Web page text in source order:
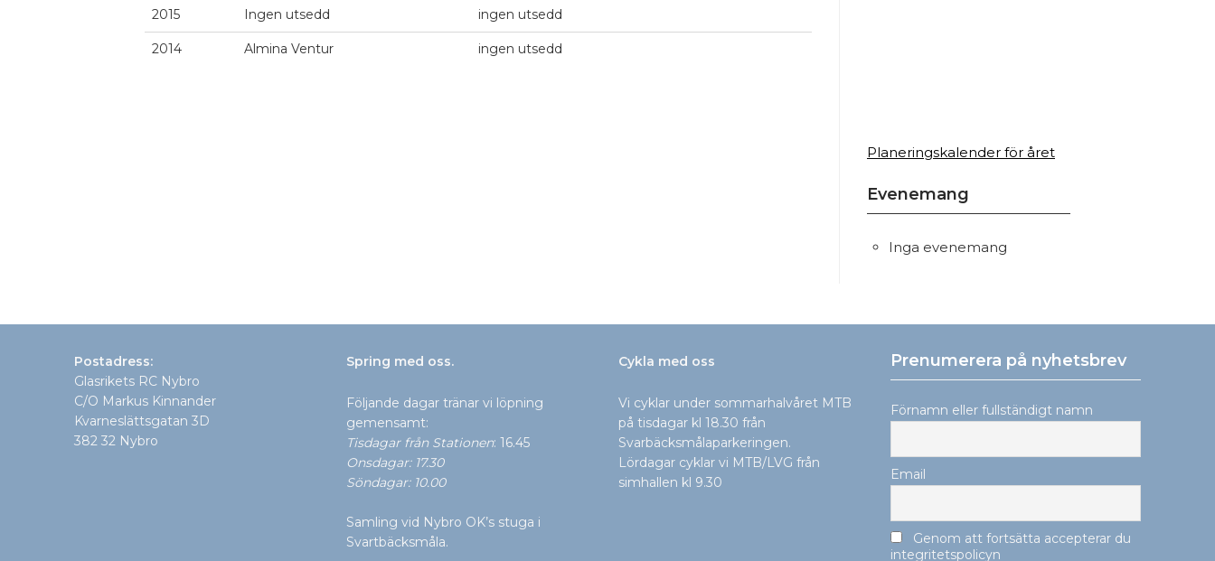
2015 Ingen utsedd ingen utsedd
2014 Almina Ventur ingen utsedd
Planeringskalender för året
Evenemang
Inga evenemang
Postadress:
Glasrikets RC Nybro
C/O Markus Kinnander
Kvarneslättsgatan 3D
382 32 Nybro
Spring med oss.
Följande dagar tränar vi löpning
gemensamt:
Tisdagar från Stationen: 16.45
Onsdagar: 17.30
Söndagar: 10.00
Samling vid Nybro OK’s stuga i
Svartbäcksmåla.
Cykla med oss
Vi cyklar under sommarhalvåret MTB
på tisdagar kl 18.30 från
Svarbäcksmålaparkeringen.
Lördagar cyklar vi MTB/LVG från
simhallen kl 9.30
Prenumerera på nyhetsbrev
Förnamn eller fullständigt namn
Email
Genom att fortsätta accepterar du
integritetspolicyn